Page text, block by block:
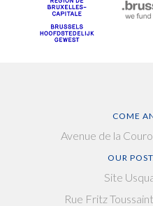
COME
Avenue de la
OUR
Site
Rue Fritz